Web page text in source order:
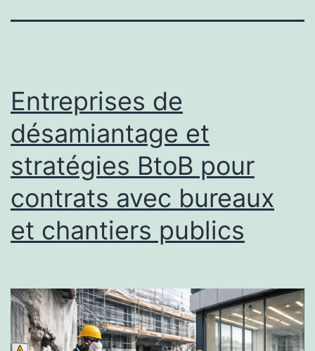
Entreprises de
désamiantage et
stratégies BtoB pour
contrats avec bureaux
et chantiers publics